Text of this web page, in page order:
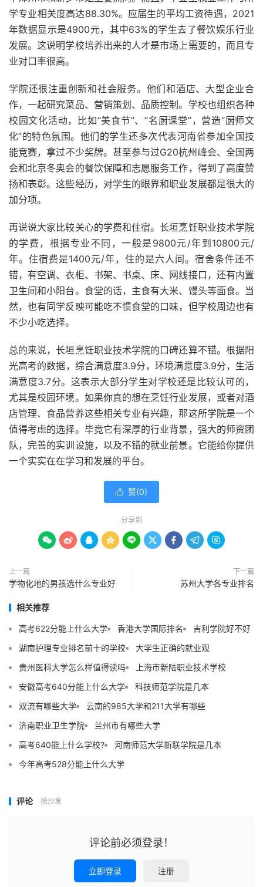
学专业相关度高达88.30%。应届生的平均工资待遇，2021
年数据显示是4900元，其中63%的学生去了餐饮娱乐行业
发展。这说明学校培养出来的人才是市场上需要的，而且专
业对口率很高。
学院还很注重创新和社会服务。他们和酒店、大型企业合
作，一起研究菜品、营销策划、品质控制。学校也组织各种
校园文化活动，比如“美食节”、“名厨课堂”，营造“厨师文
化”的特色氛围。他们的学生还多次代表河南省参加全国技
能竞赛，拿过不少奖牌。甚至参与过G20杭州峰会、全国两
会和北京冬奥会的餐饮保障和志愿服务工作，得到了高度赞
扬和表彰。这些经历，对学生的眼界和职业发展都是很大的
加分项。
再说说大家比较关心的学费和住宿。长垣烹饪职业技术学院
的学费，根据专业不同，一般是9800元/年到10800元/
年。住宿费是1400元/年，住的是六人间。宿舍条件还不
错，有空调、衣柜、书架、书桌、床、网线接口，还有内置
卫生间和小阳台。食堂的话，主食有大米、馒头等面食。当
然，也有同学反映可能吃不惯食堂的口味，但学校周边也有
不少小吃选择。
总的来说，长垣烹饪职业技术学院的口碑还算不错。根据阳
光高考的数据，综合满意度3.9分，环境满意度3.9分，生活
满意度3.7分。这表示大部分学生对学校还是比较认可的，
尤其是校园环境。如果你真的想在烹饪行业发展，或者对酒
店管理、食品营养这些相关专业有兴趣，那这所学院是一个
值得考虑的选择。毕竟它有深厚的行业背景，强大的师资团
队，完善的实训设施，以及不错的就业前景。它能给你提供
一个实实在在学习和发展的平台。
 赞(0)
分享到
        
上一篇
学物化地的男孩选什么专业好
下一篇
苏州大学各专业排名
相关推荐
高考622分能上什么大学 香港大学国际排名
吉利学院好不好
湖南护理专业排名前十的学校
大学生正确的就业观
贵州医科大学怎么样值得读吗
上海市新陆职业技术学校
安徽高考640分能上什么大学
科技师范学院是几本
双流有哪些大学
云南的985大学和211大学有哪些
济南职业卫生学院
兰州市有哪些大学
高考640能上什么学校?
河南师范大学新联学院是几本
今年高考528分能上什么大学
评论 抢沙发
评论前必须登录！
立即登录 注册